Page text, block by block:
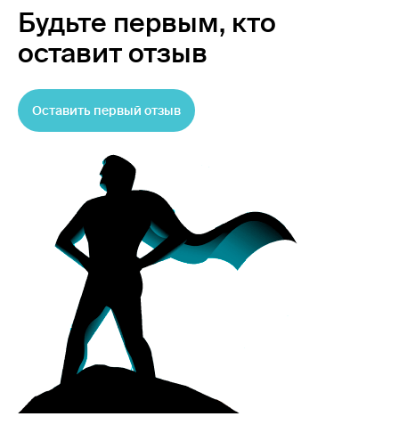
Будьте первым, кто
оставит отзыв
Оставить первый отзыв